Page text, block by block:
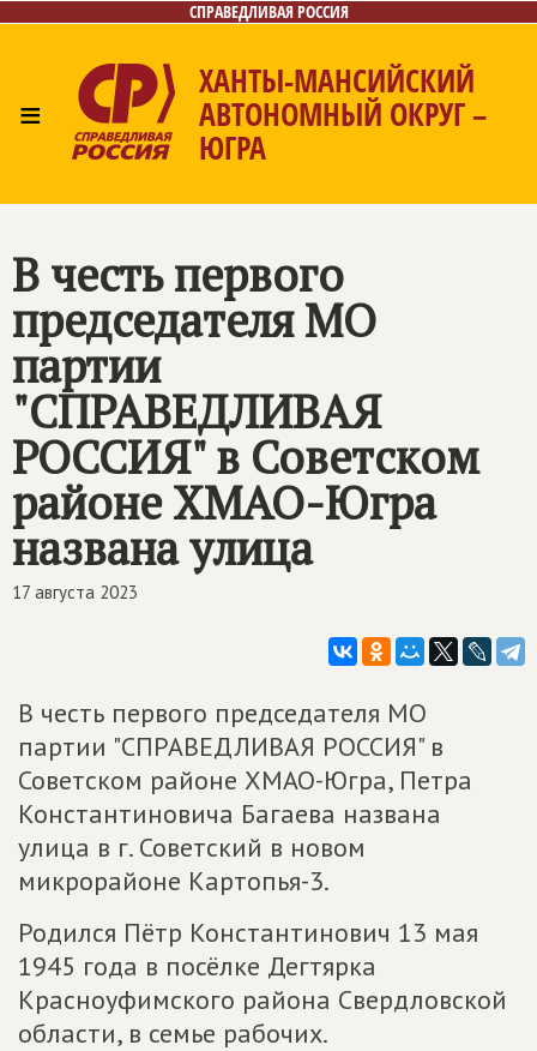
СПРАВЕДЛИВАЯ РОССИЯ
≡
ХАНТЫ-МАНСИЙСКИЙ
АВТОНОМНЫЙ ОКРУГ –
ЮГРА
В честь первого
председателя МО
партии
"СПРАВЕДЛИВАЯ
РОССИЯ" в Советском
районе ХМАО-Югра
названа улица
17 августа 2023
В честь первого председателя МО
партии "СПРАВЕДЛИВАЯ РОССИЯ" в
Советском районе ХМАО-Югра, Петра
Константиновича Багаева названа
улица в г. Советский в новом
микрорайоне Картопья-3.
Родился Пётр Константинович 13 мая
1945 года в посёлке Дегтярка
Красноуфимского района Свердловской
области, в семье рабочих.